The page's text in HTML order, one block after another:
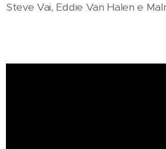
Steve Vai, Eddie Van Halen e